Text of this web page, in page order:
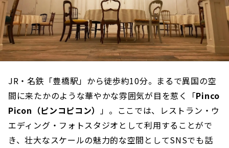
JR・名鉄「豊橋駅」から徒歩約10分。まるで異国の空
間に来たかのような華やかな雰囲気が目を惹く「Pinco
Picon（ピンコピコン）」。ここでは、レストラン・ウ
エディング・フォトスタジオとして利用することがで
き、壮大なスケールの魅力的な空間としてSNSでも話